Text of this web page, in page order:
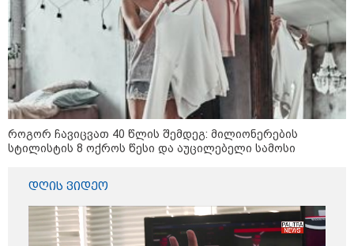
12:34 / 08-08-2026
რას აცხადებს ირაკლი კობახიძე
ელექტროენერგიის რამდენჯერმე
როგორ ჩავიცვათ 40 წლის შემდეგ: მილიონერების
სტილისტის 8 ოქროს წესი და აუცილებელი სამოსი
დღის ვიდეო